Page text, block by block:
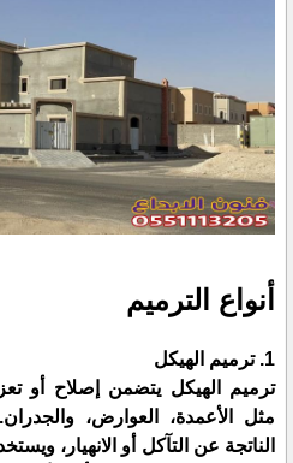
أنواع الترميم
1. ترميم الهيكل
ترميم الهيكل يتضمن إصلاح أو
مثل الأعمدة، العوارض،
الناتجة عن التآكل أو الانهيار،